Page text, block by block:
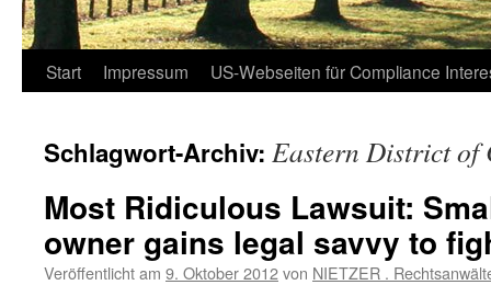
Start Impressum US-Webseiten für Compliance
Schlagwort-Archiv: Eastern District
Most Ridiculous Lawsuit:
owner gains legal savvy to
Veröffentlicht am 9. Oktober 2012von NIETZER .